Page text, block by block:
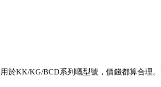
於KK/KG/BCD系列嘅型號，價錢都算合理